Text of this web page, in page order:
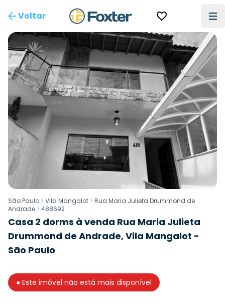
Voltar
São Paulo > Vila Mangalot > Rua Maria Julieta Drummond de
Andrade > 488692
Casa 2 dorms à venda Rua Maria Julieta
Drummond de Andrade, Vila Mangalot -
São Paulo
● Este imóvel não está mais disponível